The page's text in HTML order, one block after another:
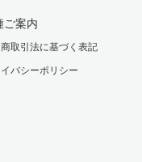
ご案内
取引法に基づく表記
バシーポリシー